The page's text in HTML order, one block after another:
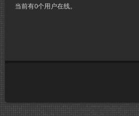
当前有0个用户在线。